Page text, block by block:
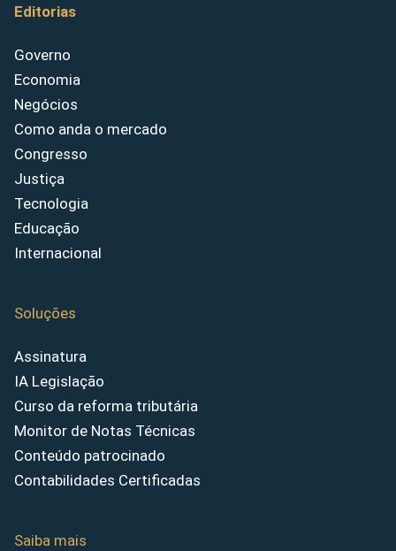
Editorias
Governo
Economia
Negócios
Como anda o mercado
Congresso
Justiça
Tecnologia
Educação
Internacional
Soluções
Assinatura
IA Legislação
Curso da reforma tributária
Monitor de Notas Técnicas
Conteúdo patrocinado
Contabilidades Certificadas
Saiba mais